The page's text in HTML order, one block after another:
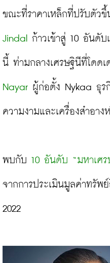
ขณะที่ราคาเหล็กที่ปรับตัว
Jindal ก้าวเข้าสู่ 10 อันดับ
นี้ ท่ามกลางเศรษฐินีที่โดด
Nayar ผู้ก่อตั้ง Nykaa ธุ
ความงามและเครื่องสำอา
พบกับ 10 อันดับ “มหาเศร
จากการประเมินมูลค่าทรั
2022